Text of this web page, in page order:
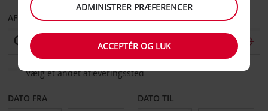
AFHENT FRA
Vælg et andet afleveringssted
DATO FRA DATO TIL
ADMINISTRER PRÆFERENCER
ACCEPTÉR OG LUK